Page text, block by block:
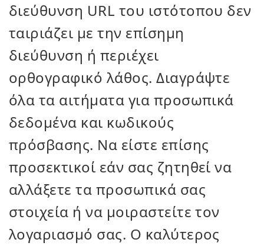
διεύθυνση URL του ιστότοπου δεν
ταιριάζει με την επίσημη
διεύθυνση ή περιέχει
ορθογραφικό λάθος. Διαγράψτε
όλα τα αιτήματα για προσωπικά
δεδομένα και κωδικούς
πρόσβασης. Να είστε επίσης
προσεκτικοί εάν σας ζητηθεί να
αλλάξετε τα προσωπικά σας
στοιχεία ή να μοιραστείτε τον
λογαριασμό σας. Ο καλύτερος